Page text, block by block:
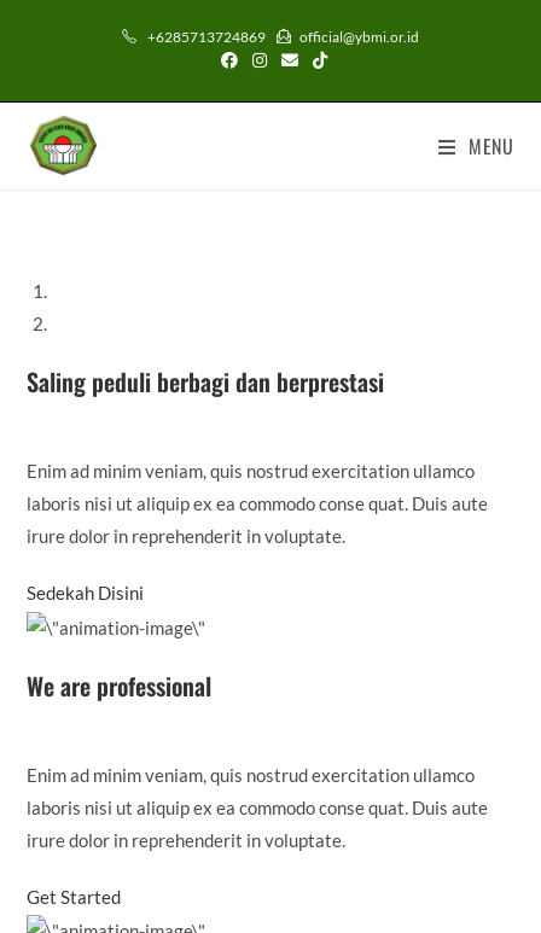
+6285713724869 official@ybmi.or.id
MENU
Saling peduli berbagi dan berprestasi
Enim ad minim veniam, quis nostrud exercitation ullamco
laboris nisi ut aliquip ex ea commodo conse quat. Duis aute
irure dolor in reprehenderit in voluptate.
Sedekah Disini
We are professional
Enim ad minim veniam, quis nostrud exercitation ullamco
laboris nisi ut aliquip ex ea commodo conse quat. Duis aute
irure dolor in reprehenderit in voluptate.
Get Started